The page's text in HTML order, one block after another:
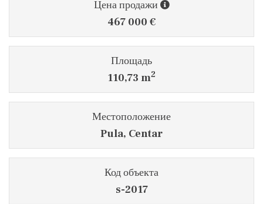
Цена продажи
467 000 €
Площадь
110,73 m2
Местоположение
Pula, Centar
Код объекта
s-2017